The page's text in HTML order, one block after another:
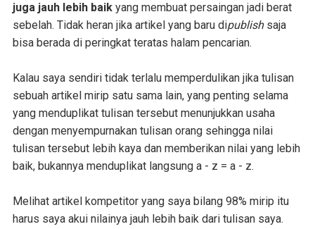
juga jauh lebih baikyang membuat persaingan jadi berat
sebelah. Tidak heran jika artikel yang baru dipublishsaja
bisa berada di peringkat teratas halam pencarian.
Kalau saya sendiri tidak terlalu memperdulikan jika tulisan
sebuah artikel mirip satu sama lain, yang penting selama
yang menduplikat tulisan tersebut menunjukkan usaha
dengan menyempurnakan tulisan orang sehingga nilai
tulisan tersebut lebih kaya dan memberikan nilai yang lebih
baik, bukannya menduplikat langsung a - z = a - z.
Melihat artikel kompetitor yang saya bilang 98% mirip itu
harus saya akui nilainya jauh lebih baik dari tulisan saya.